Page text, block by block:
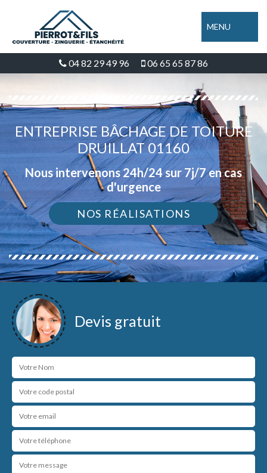
MENU
04 82 29 49 96 06 65 65 87 86
ENTREPRISE BÂCHAGE DE TOITURE
DRUILLAT 01160
Nous intervenons 24h/24 sur 7j/7 en cas
d'urgence
NOS RÉALISATIONS
Devis gratuit